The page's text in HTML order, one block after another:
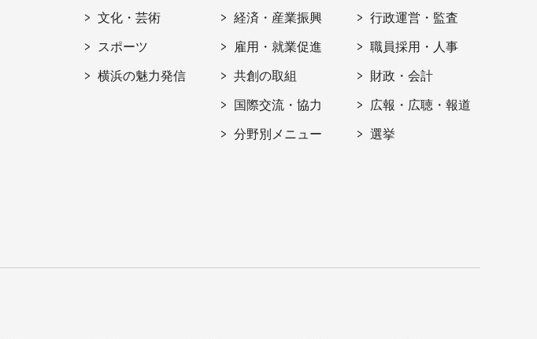
文化・芸術
スポーツ
横浜の魅力発信
経済・産業振興
雇用・就業促進
共創の取組
国際交流・協力
分野別メニュー
行政運営・監査
職員採用・人事
財政・会計
広報・広聴・報道
選挙